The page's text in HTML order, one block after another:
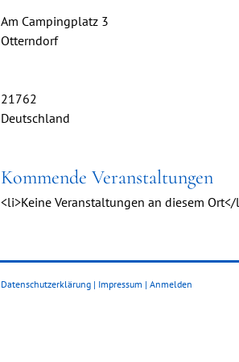
Am Campingplatz 3
Otterndorf
21762
Deutschland
Kommende Veranstaltungen
<li>Keine Veranstaltungen an diesem
Datenschutzerklärung | Impressum | Anmelden